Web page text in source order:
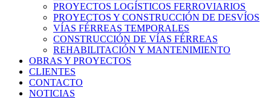
PROYECTOS LOGÍSTICOS FERROVIARIOS
PROYECTOS Y CONSTRUCCIÓN DE DESVÍOS
VÍAS FÉRREAS TEMPORALES
CONSTRUCCIÓN DE VÍAS FÉRREAS
REHABILITACIÓN Y MANTENIMIENTO
OBRAS Y PROYECTOS
CLIENTES
CONTACTO
NOTICIAS